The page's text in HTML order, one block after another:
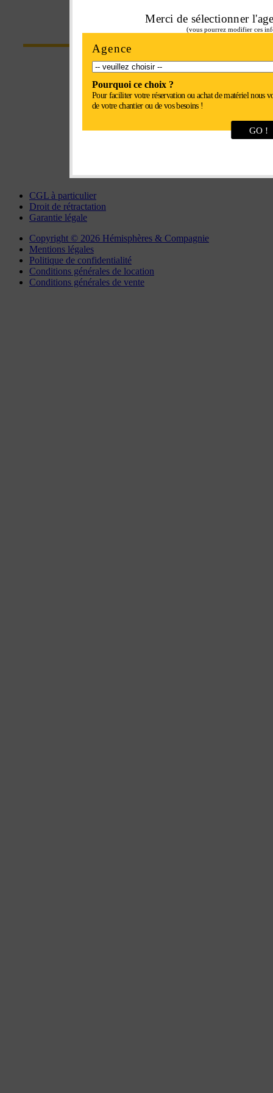
Merci de sélectionner
(vous pourrez modifier ces
Agence
Pourquoi ce choix ?
Pour faciliter votre réservation ou achat de matériel nous
de votre chantier ou de vos besoins !
GO !
Parc Euroval - rue du val de l'Eure
28630 Fontenay-sur-Eure
Tel : 02 37 34 20 02
Fax : 02 37 34 81 90
CGL à particulier
Droit de rétractation
Garantie légale
Copyright © 2026 Hémisphères & Compagnie
Mentions légales
Politique de confidentialité
Conditions générales de location
Conditions générales de vente